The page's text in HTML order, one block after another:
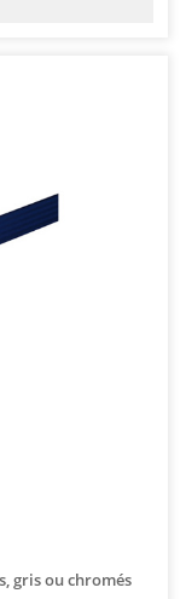
gris ou chromés